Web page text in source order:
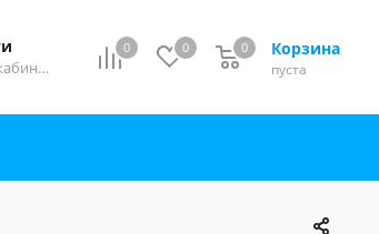
0 0 Корзина
0
пуста
0
Мой кабинет